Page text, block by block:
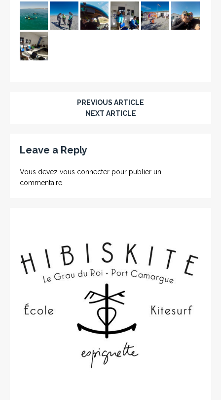
PREVIOUS ARTICLE
NEXT ARTICLE
Leave a Reply
Vous devez vous connecter pour publier un
commentaire.